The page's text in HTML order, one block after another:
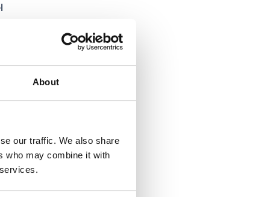
About
our traffic. We also share
who may combine it with